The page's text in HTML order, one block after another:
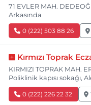
71 EVLER MAH.
Arkasında
0 (222) 503 88 26
Kırmızı Toprak
KIRMIZI TOPRAK MAH.
Poliklinik kapısı sokağı,
0 (222) 226 22 32